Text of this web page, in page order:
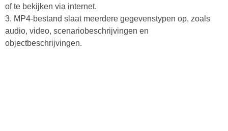
of te bekijken via internet.
3. MP4-bestand slaat meerdere gegevenstypen op, zoals
audio, video, scenariobeschrijvingen en
objectbeschrijvingen.